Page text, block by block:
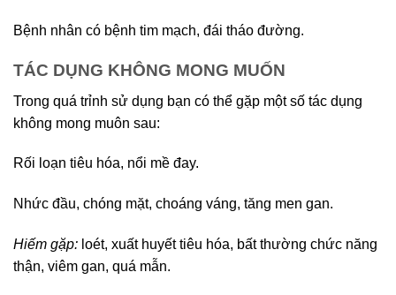
Bệnh nhân có bệnh tim mạch, đái tháo đường.
TÁC DỤNG KHÔNG MONG MUỐN
Trong quá trỉnh sử dụng bạn có thể gặp một số tác dụng
không mong muôn sau:
Rối loạn tiêu hóa, nổi mề đay.
Nhức đầu, chóng mặt, choáng váng, tăng men gan.
Hiếm gặp: loét, xuất huyết tiêu hóa, bất thường chức năng
thận, viêm gan, quá mẫn.